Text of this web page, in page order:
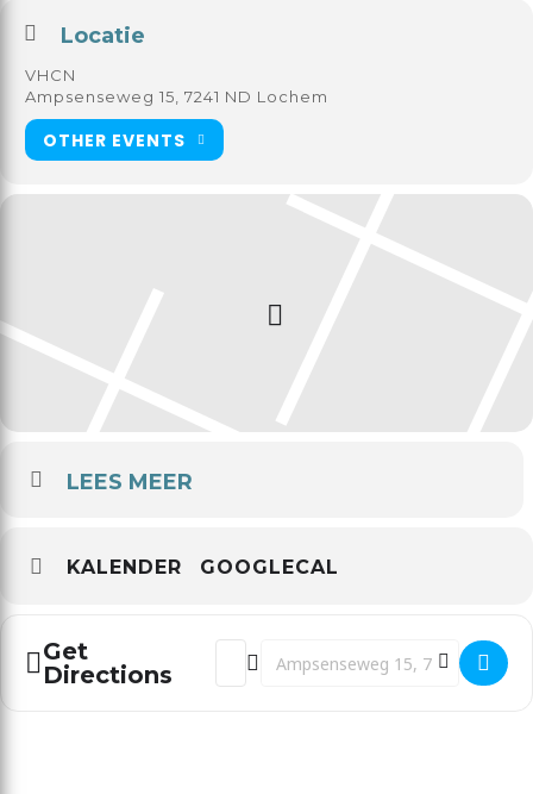
Locatie
VHCN
Ampsenseweg 15, 7241 ND Lochem
OTHER EVENTS
LEES MEER
KALENDER GOOGLECAL
Get
Directions
Address - Ademcoach opleiding
Destination Address -